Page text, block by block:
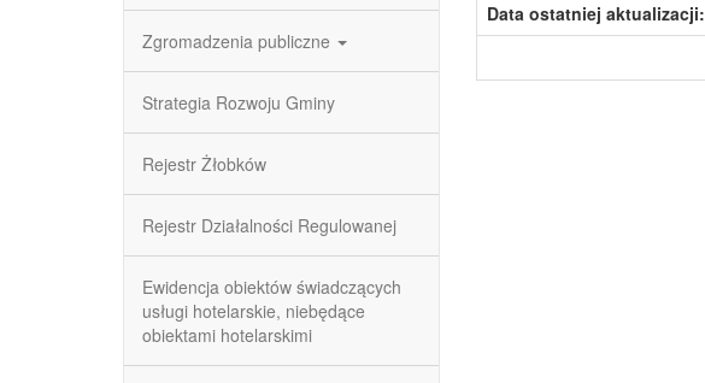
Zgromadzenia publiczne
Strategia Rozwoju Gminy
Rejestr Żłobków
Rejestr Działalności Regulowanej
Ewidencja obiektów świadczących
usługi hotelarskie, niebędące
obiektami hotelarskimi
Data ostatniej aktualizacji: